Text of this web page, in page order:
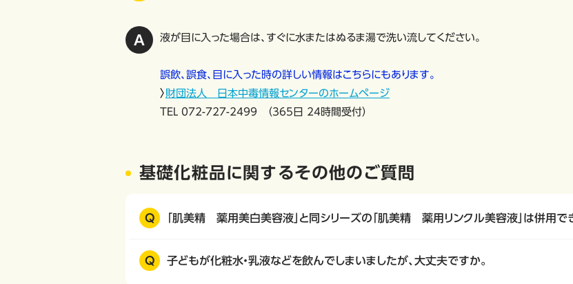
液が目に入った場合は、すぐに水またはぬるま湯で洗い流してください。
誤飲、誤食、目に入った時の詳しい情報はこちらにもあります。
〉 財団法人 日本中毒情報センターのホームページ
TEL 072-727-2499 （365日 24時間受付）
基礎化粧品に関するその他のご質問
Q 「肌美精 薬用美白美容液」と同シリーズの「肌美精 薬用リンクル美容液」は併用で
Q 子どもが化粧水・乳液などを飲んでしまいましたが、大丈夫ですか。